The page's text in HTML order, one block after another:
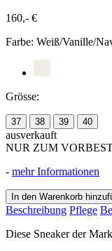
160,- €
Farbe: Weiß/Vanille/
Grösse:
37 38 39 40
ausverkauft
NUR ZUM
- mehr Informationen
In den Warenkorb
Beschreibung Pflege
Diese Sneaker der